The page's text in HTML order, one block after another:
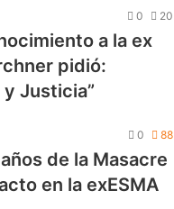
0 20
a la ex
pidió:
Justicia”
0 88
de la Masacre
en la exESMA